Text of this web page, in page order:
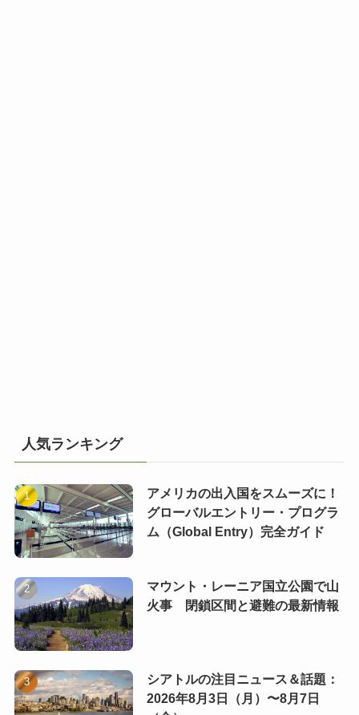
人気ランキング
アメリカの出入国をスムーズに！
グローバルエントリー・プログラ
ム（Global Entry）完全ガイド
マウント・レーニア国立公園で山
火事 閉鎖区間と避難の最新情報
シアトルの注目ニュース＆話題：
2026年8月3日（月）〜8月7日